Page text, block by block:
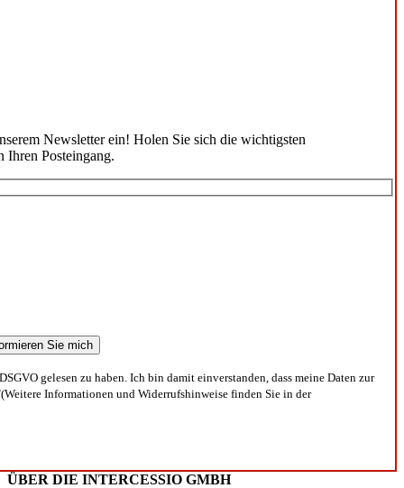
Newsletter ein! Holen Sie sich die wichtigsten
Ihren Posteingang.
gelesen zu haben. Ich bin damit einverstanden, dass meine Daten zur
Informationen und Widerrufshinweise finden Sie in der
ÜBER DIE INTERCESSIO GMBH